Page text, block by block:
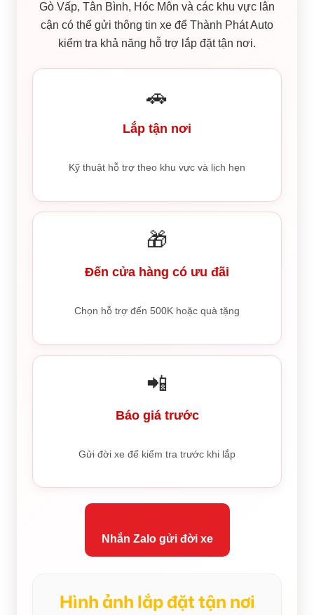
Gò Vấp, Tân Bình, Hóc Môn và các khu vực lân
cận có thể gửi thông tin xe để Thành Phát Auto
kiểm tra khả năng hỗ trợ lắp đặt tận nơi.
🚗
Lắp tận nơi
Kỹ thuật hỗ trợ theo khu vực và lịch hẹn
🎁
Đến cửa hàng có ưu đãi
Chọn hỗ trợ đến 500K hoặc quà tặng
📲
Báo giá trước
Gửi đời xe để kiểm tra trước khi lắp
Nhắn Zalo gửi đời xe
Hình ảnh lắp đặt tận nơi